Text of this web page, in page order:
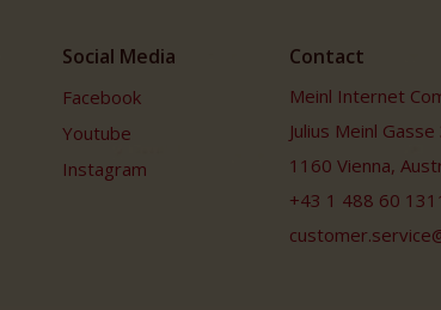
Social Media
Facebook
Youtube
Instagram
Contact
Meinl Internet
Julius Meinl
1160 Vienna,
+43 1 488 60